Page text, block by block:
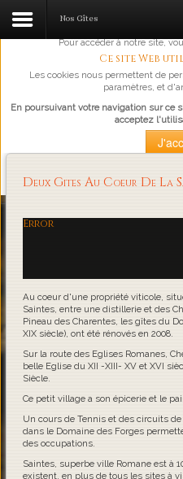
L'abus d'alcool est dangereux
Pour accéder à notre site,
Ce site Web
Les cookies nous permettent de
paramètres, et
En poursuivant votre navigation sur ce
acceptez
Loading...
Nos Gîtes
Deux Gites Au Coeur De La
Error
Au coeur d'une propriété viticole,
Saintes, entre une distillerie et des
Pineau des Charentes, les gîtes du
XIX siècle), ont été rénovés en 2008.
Sur la route des Eglises Romanes,
belle Eglise du XII -XIII- XV et XVI
Siècle.
Ce petit village a son épicerie et le
Un cours de Tennis et des circuits
dans le Domaine des Forges
des occupations.
Saintes, superbe ville Romane est à
existent, en plus de tous les sites à